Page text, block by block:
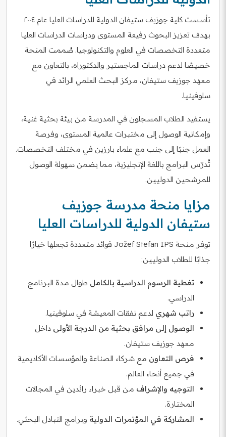
تأسست كلية جوزيف ستيفان الدولية للدراسات العليا عام ٢٠٠٤
بهدف تعزيز البحوث رفيعة المستوى ودراسات الدراسات العليا
متعددة التخصصات في العلوم والتكنولوجيا. صُممت المنحة
خصيصًا لدعم دراسات الماجستير والدكتوراه، بالتعاون مع
معهد جوزيف ستيفان، مركز البحث العلمي الرائد في
سلوفينيا.
يستفيد الطلاب المسجلون في المدرسة من بيئة بحثية غنية،
وإمكانية الوصول إلى مختبرات عالمية المستوى، وفرصة
العمل جنبًا إلى جنب مع علماء بارزين في مختلف التخصصات.
تُدرّس البرامج باللغة الإنجليزية، مما يضمن سهولة الوصول
للمرشحين الدوليين.
مزايا منحة مدرسة جوزيف
ستيفان الدولية للدراسات العليا
توفر منحة Jožef Stefan IPS فوائد متعددة تجعلها خيارًا
جذابًا للطلاب الدوليين:
تغطية الرسوم الدراسية بالكامل طوال مدة البرنامج
الدراسي.
راتب شهري لدعم نفقات المعيشة في سلوفينيا.
الوصول إلى مرافق بحثية من الدرجة الأولى داخل
معهد جوزيف ستيفان.
فرص التعاون مع شركاء الصناعة والمؤسسات الأكاديمية
في جميع أنحاء العالم.
التوجيه والإشراف من قبل خبراء رائدين في المجالات
المختارة.
المشاركة في المؤتمرات الدولية وبرامج التبادل البحثي.